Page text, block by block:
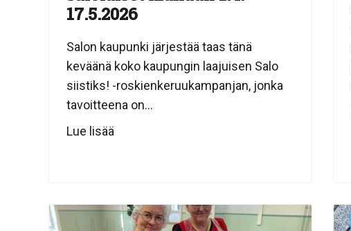
17.5.2026
Salon kaupunki järjestää taas tänä
keväänä koko kaupungin laajuisen Salo
siistiks! -roskienkeruukampanjan, jonka
tavoitteena on...
Lue lisää